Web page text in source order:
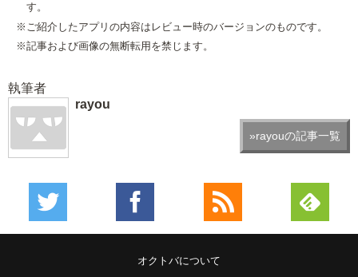
す。
※ご紹介したアプリの内容はレビュー時のバージョンのものです。
※記事および画像の無断転用を禁じます。
執筆者
rayou
»rayouの記事一覧
オクトバについて